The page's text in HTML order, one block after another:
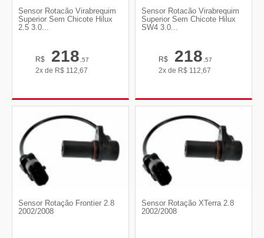
Sensor Rotacão Virabrequim
Superior Sem Chicote Hilux
2.5 3.0...
R$ 218,57
2x de R$ 112,67
Sensor Rotacão Virabrequim
Superior Sem Chicote Hilux
SW4 3.0...
R$ 218,57
2x de R$ 112,67
Sensor Rotação Frontier 2.8
2002/2008
Sensor Rotação XTerra 2.8
2002/2008